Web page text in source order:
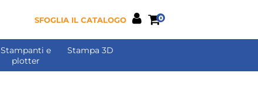
SFOGLIA IL CATALOGO 0
Stampanti e
plotter
Stampa 3D